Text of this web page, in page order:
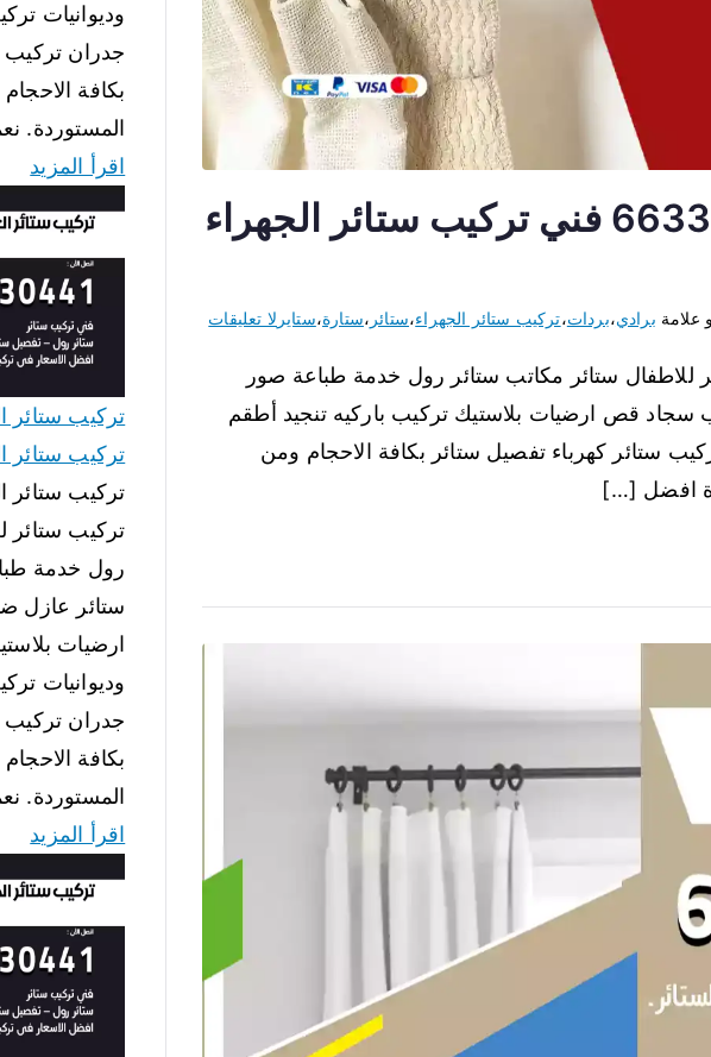
تركيب ستائر الجهراء 66330441 فني تركيب ستائر الجهراء
علامة برادي،بردات،تركيب ستائر الجهراء،ستائر ،ستارة،ستاير لا تعليقات
للاطفال ستائر مكاتب ستائر رول خدمة طباعة صور
قص ارضيات بلاستيك تركيب باركيه تنجيد أطقم
ستائر كهرباء تفصيل ستائر بكافة الاحجام ومن
افضل […]
وديوانيات
جدران تركيب
بكافة
المستوردة.
اقرأ المزيد
تركيب ستائر
تركيب ستائر
تركيب ستائر
رول خدمة
ستائر عازل
ارضيات
وديوانيات
جدران تركيب
بكافة
المستوردة.
اقرأ المزيد